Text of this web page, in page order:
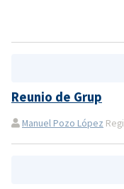
Reunio de Grup
Manuel Pozo López